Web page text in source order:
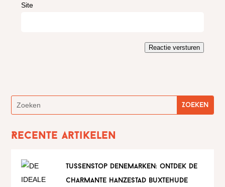
Site
Reactie versturen
Recente artikelen
tussenstop denemarken: ontdek de
charmante hanzestad buxtehude